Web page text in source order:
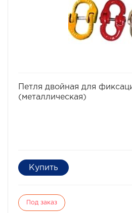
Петля двойная для
(металлическая)
Под заказ